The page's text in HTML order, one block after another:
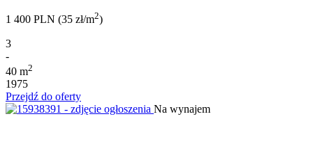
1 400 PLN (35 zł/m2)
3
-
40 m2
1975
Przejdź do oferty
Na wynajem